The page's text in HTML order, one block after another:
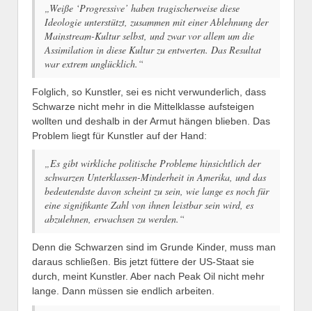
„Weiße ‘Progressive’ haben tragischerweise diese
Ideologie unterstützt, zusammen mit einer Ablehnung der
Mainstream-Kultur selbst, und zwar vor allem um die
Assimilation in diese Kultur zu entwerten. Das Resultat
war extrem unglücklich.“
Folglich, so Kunstler, sei es nicht verwunderlich, dass
Schwarze nicht mehr in die Mittelklasse aufsteigen
wollten und deshalb in der Armut hängen blieben. Das
Problem liegt für Kunstler auf der Hand:
„Es gibt wirkliche politische Probleme hinsichtlich der
schwarzen Unterklassen-Minderheit in Amerika, und das
bedeutendste davon scheint zu sein, wie lange es noch für
eine signifikante Zahl von ihnen leistbar sein wird, es
abzulehnen, erwachsen zu werden.“
Denn die Schwarzen sind im Grunde Kinder, muss man
daraus schließen. Bis jetzt füttere der US-Staat sie
durch, meint Kunstler. Aber nach Peak Oil nicht mehr
lange. Dann müssen sie endlich arbeiten.